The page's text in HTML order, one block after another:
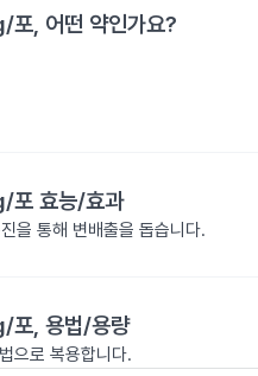
포, 어떤 약인가요?
포 효능/효과
을 통해 변배출을 돕습니다.
포, 용법/용량
으로 복용합니다.